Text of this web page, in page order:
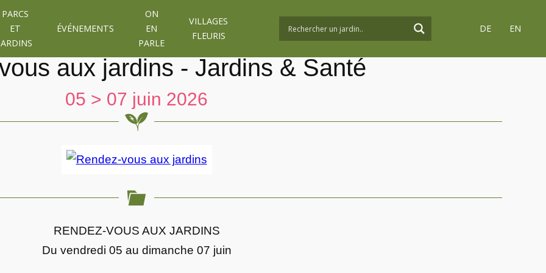
PARCS
ET
ÉVÉNEMENTS
ON
EN
PARLE
VILLAGES
FLEURIS
DE EN
aux jardins - Jardins & Santé
05 > 07 juin 2026
RENDEZ-VOUS AUX JARDINS
Du vendredi 05 au dimanche 07 juin